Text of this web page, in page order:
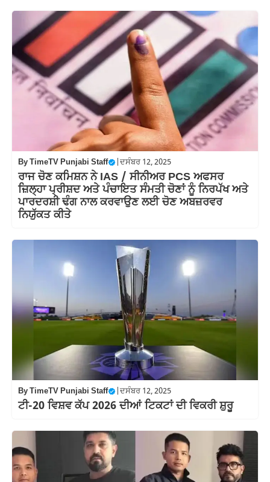
ByTimeTV Punjabi Staff ਦਸੰਬਰ 12, 2025
ਰਾਜ ਚੋਣ ਕਮਿਸ਼ਨ ਨੇ IAS / ਸੀਨੀਅਰ PCS ਅਫਸਰ
ਜ਼ਿਲ੍ਹਾ ਪ੍ਰੀਸ਼ਦ ਅਤੇ ਪੰਚਾਇਤ ਸੰਮਤੀ ਚੋਣਾਂ ਨੂੰ ਨਿਰਪੱਖ ਅਤੇ
ਪਾਰਦਰਸ਼ੀ ਢੰਗ ਨਾਲ ਕਰਵਾਉਣ ਲਈ ਚੋਣ ਅਬਜ਼ਰਵਰ
ਨਿਯੁੱਕਤ ਕੀਤੇ
ByTimeTV Punjabi Staff ਦਸੰਬਰ 12, 2025
ਟੀ-20 ਵਿਸ਼ਵ ਕੱਪ 2026 ਦੀਆਂ ਟਿਕਟਾਂ ਦੀ ਵਿਕਰੀ ਸ਼ੁਰੂ